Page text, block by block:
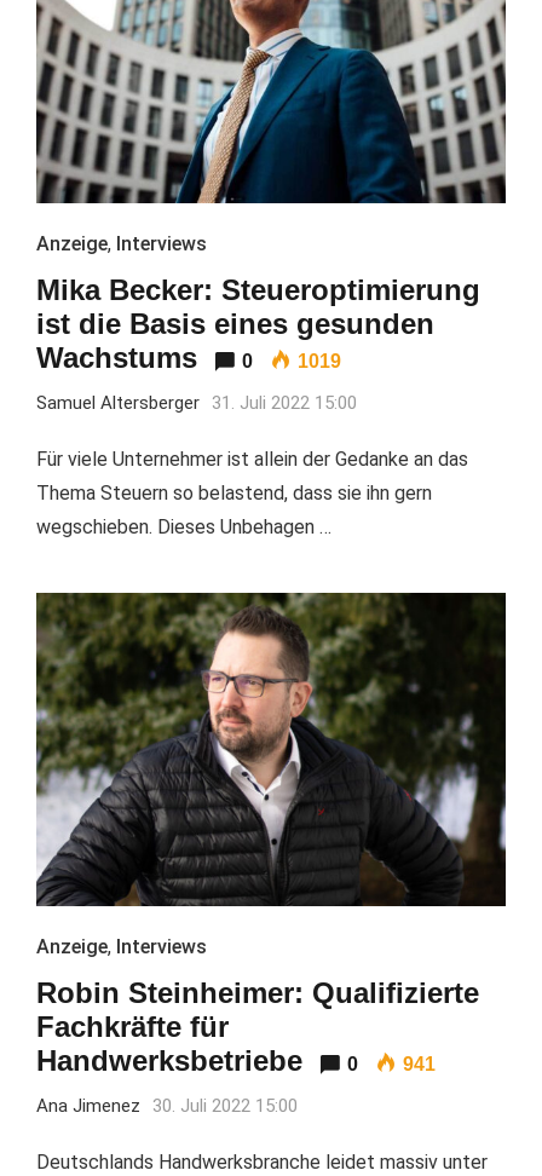
Anzeige, Interviews
Mika Becker: Steueroptimierung
ist die Basis eines gesunden
Wachstums
0 1019
Samuel Altersberger 31. Juli 2022 15:00
Für viele Unternehmer ist allein der Gedanke an das
Thema Steuern so belastend, dass sie ihn gern
wegschieben. Dieses Unbehagen …
Anzeige, Interviews
Robin Steinheimer: Qualifizierte
Fachkräfte für
Handwerksbetriebe
0 941
Ana Jimenez 30. Juli 2022 15:00
Deutschlands Handwerksbranche leidet massiv unter